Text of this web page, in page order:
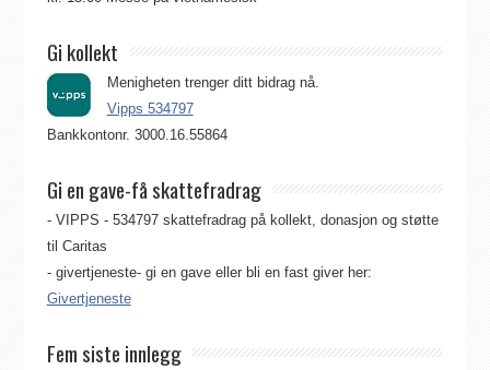
Gi kollekt
Menigheten trenger ditt bidrag nå.
Vipps 534797
Bankkontonr. 3000.16.55864
Gi en gave-få skattefradrag
- VIPPS - 534797 skattefradrag på kollekt, donasjon og støtte
til Caritas
- givertjeneste- gi en gave eller bli en fast giver her:
Givertjeneste
Fem siste innlegg